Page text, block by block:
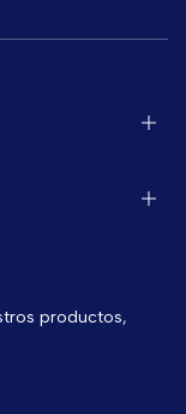
productos,